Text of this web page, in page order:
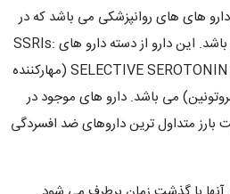
های های روانپزشکی می باشد که در
درمان اختلالات روانی موثر می باشد. این دارو از دسته دارو های SSRIs:
SELECTIVE SEROTONIN REUPTAKE INHIBITORS (مهارکننده
می باشد. دارو های موجود در
بارز متداول ترین داروهای ضد افسردگی